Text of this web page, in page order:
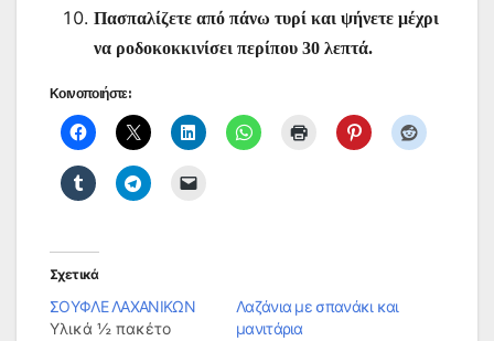
Πασπαλίζετε από πάνω τυρί και ψήνετε μέχρι
να ροδοκοκκινίσει περίπου 30 λεπτά.
Κοινοποιήστε:
Σχετικά
ΣΟΥΦΛΕ ΛΑΧΑΝΙΚΩΝ
Υλικά ½ πακέτο
Λαζάνια με σπανάκι και
μανιτάρια